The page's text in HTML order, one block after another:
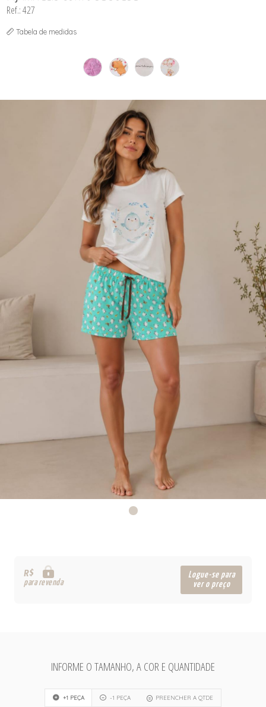
Ref.: 427
Tabela de medidas
R$
para revenda
Logue-se para
ver o preço
INFORME O TAMANHO, A COR E QUANTIDADE
+1 PEÇA -1 PEÇA PREENCHER A QTDE